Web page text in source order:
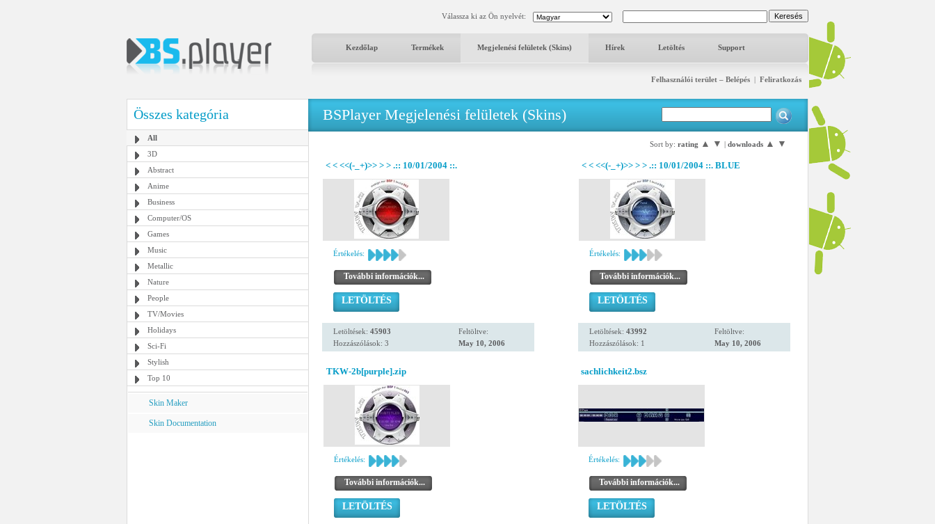
Válassza ki az Ön nyelvét:
Kezdőlap Termékek Megjelenési felületek (Skins) Hírek Letöltés Support
Felhasználói terület – Belépés | Feliratkozás
Összes kategória
All
3D
Abstract
Anime
Business
Computer/OS
Games
Music
Metallic
Nature
People
TV/Movies
Holidays
Sci-Fi
Stylish
Top 10
Skin Maker
Skin Documentation
BSPlayer Megjelenési felületek (Skins)
Sort by: rating ▲ ▼ | downloads ▲ ▼
< < <<(-_+)>> > > .:: 10/01/2004 ::.
Értékelés:
További információk...
LETÖLTÉS
Letöltések: 45903
Hozzászólások: 3
Feltöltve:
May 10, 2006
< < <<(-_+)>> > > .:: 10/01/2004 ::. BLUE
Értékelés:
További információk...
LETÖLTÉS
Letöltések: 43992
Hozzászólások: 1
Feltöltve:
May 10, 2006
TKW-2b[purple].zip
Értékelés:
További információk...
LETÖLTÉS
sachlichkeit2.bsz
Értékelés:
További információk...
LETÖLTÉS